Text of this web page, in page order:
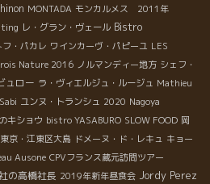
MONTADA モンカルメス 2011年
レ・グラン・ヴェール Bistro
・パカレ ワインカーヴ・パピーユ LES
Nature 2016 ノルマンディー地方 シェフ・
ュロー ラ・ヴィエルジュ・ルージュ Mathieu
ユンヌ・トランシュ 2020 Nagoya
キショウ bistro YASABURO SLOW FOOD 岡
東京・江東区大島 ドメーヌ・ド・レキュ キョー
Ausone CPVフランス蔵元訪問ツアー
の高橋社長 2019年新年昼食会 Jordy Perez